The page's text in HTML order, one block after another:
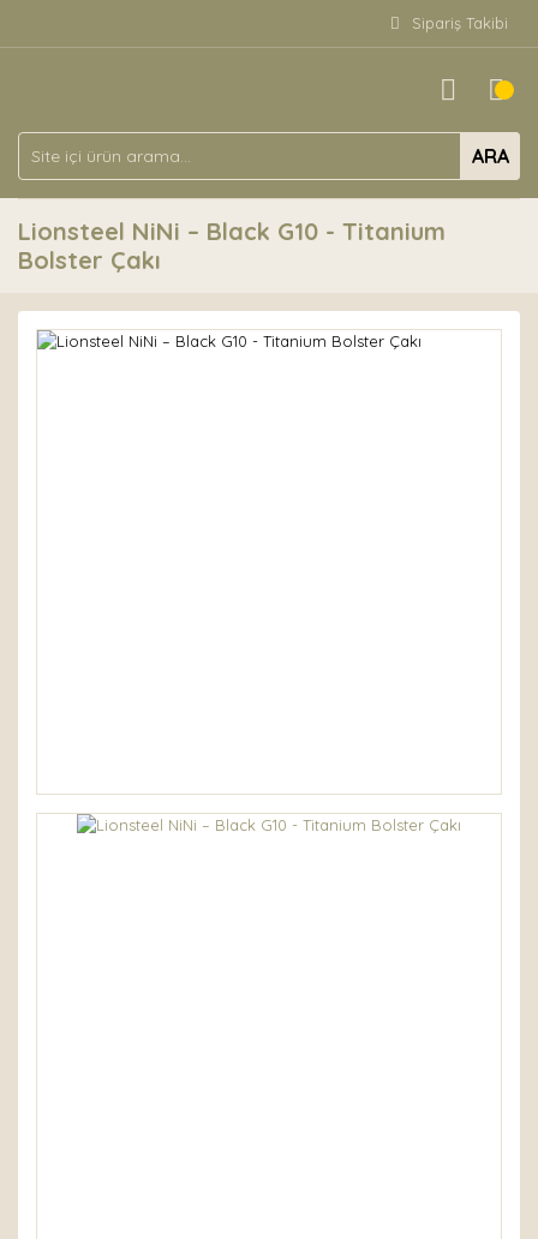
Sipariş Takibi
ARA
Lionsteel NiNi – Black G10 - Titanium
Bolster Çakı